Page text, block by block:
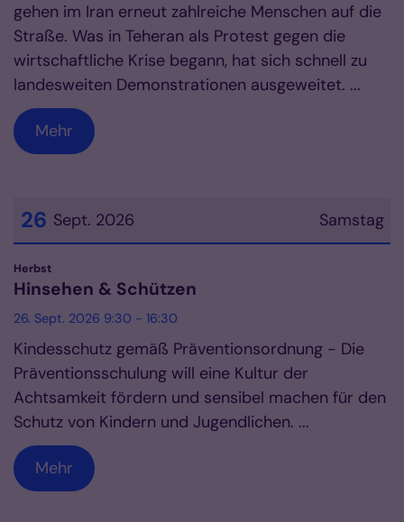
gehen im Iran erneut zahlreiche Menschen auf die
Straße. Was in Teheran als Protest gegen die
wirtschaftliche Krise begann, hat sich schnell zu
landesweiten Demonstrationen ausgeweitet. ...
Mehr
Samstag
26 Sept. 2026
Datum: 26. September 2026
Herbst:
Hinsehen & Schützen
26. Sept. 2026 9:30 - 16:30
Kindesschutz gemäß Präventionsordnung - Die
Präventionsschulung will eine Kultur der
Achtsamkeit fördern und sensibel machen für den
Schutz von Kindern und Jugendlichen. ...
Mehr